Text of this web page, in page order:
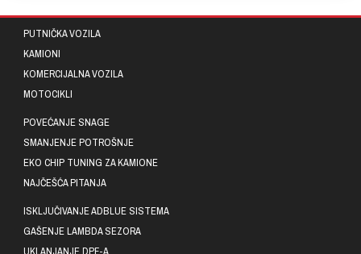
PUTNIČKA VOZILA
KAMIONI
KOMERCIJALNA VOZILA
MOTOCIKLI
POVEĆANJE SNAGE
SMANJENJE POTROŠNJE
EKO CHIP TUNING ZA KAMIONE
NAJČEŠĆA PITANJA
ISKLJUČIVANJE ADBLUE SISTEMA
GAŠENJE LAMBDA SEZORA